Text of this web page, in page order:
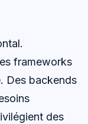
frameworks
Des backends
des